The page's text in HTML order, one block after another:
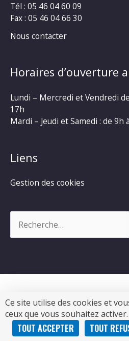
Ce site utilise des cookies et
ceux que vous souhaitez activer.
TOUT ACCEPTER TOUT
Tél : 05 46 04 60 09
Fax : 05 46 04 66 30
Nous contacter
Horaires d’ouverture
Lundi – Mercredi et Vendredi
17h
Mardi – Jeudi et Samedi : de 9h
Liens
Gestion des cookies
Copyright © 2026
Propulsé par